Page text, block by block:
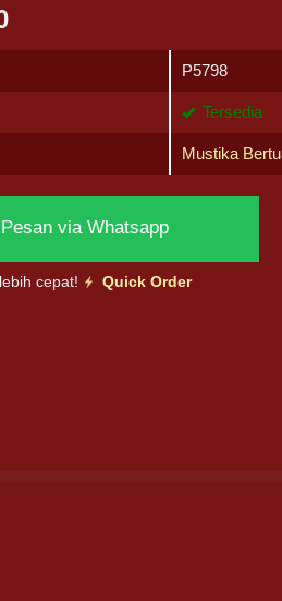
P5798
Tersedia
Mustika
Pesan via Whatsapp
cepat! Quick Order